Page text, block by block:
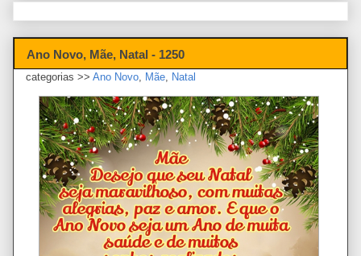
Ano Novo, Mãe, Natal - 1250
categorias >> Ano Novo, Mãe, Natal